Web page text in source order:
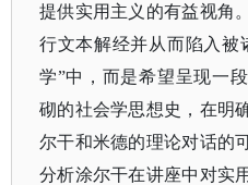
提供实用主义的有益视角
行文本解经并从而陷入被
学”中，而是希望呈现一
砌的社会学思想史，在明
尔干和米德的理论对话的
分析涂尔干在讲座中对实